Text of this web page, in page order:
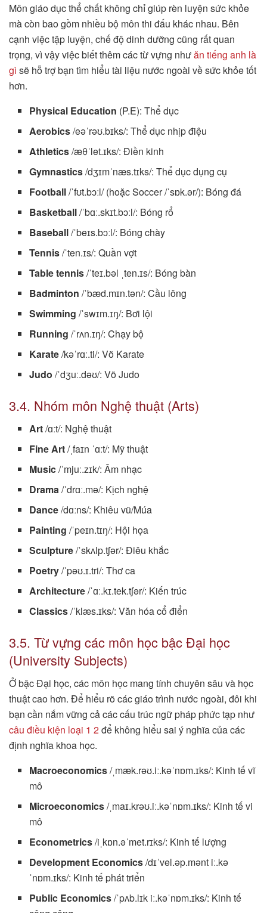
Môn giáo dục thể chất không chỉ giúp rèn luyện sức khỏe
mà còn bao gồm nhiều bộ môn thi đấu khác nhau. Bên
cạnh việc tập luyện, chế độ dinh dưỡng cũng rất quan
trọng, vì vậy việc biết thêm các từ vựng nhưăn tiếng anh là
gì sẽ hỗ trợ bạn tìm hiểu tài liệu nước ngoài về sức khỏe tốt
hơn.
Physical Education (P.E): Thể dục
Aerobics/eəˈrəʊ.bɪks/: Thể dục nhịp điệu
Athletics/æθˈlet.ɪks/: Điền kinh
Gymnastics/dʒɪmˈnæs.tɪks/: Thể dục dụng cụ
Football/ˈfʊt.bɔːl/ (hoặc Soccer /ˈsɒk.ər/): Bóng đá
Basketball/ˈbɑː.skɪt.bɔːl/: Bóng rổ
Baseball/ˈbeɪs.bɔːl/: Bóng chày
Tennis/ˈten.ɪs/: Quần vợt
Table tennis/ˈteɪ.bəl ˌten.ɪs/: Bóng bàn
Badminton /ˈbæd.mɪn.tən/: Cầu lông
Swimming /ˈswɪm.ɪŋ/: Bơi lội
Running /ˈrʌn.ɪŋ/: Chạy bộ
Karate/kəˈrɑː.ti/: Võ Karate
Judo /ˈdʒuː.dəʊ/: Võ Judo
3.4. Nhóm môn Nghệ thuật (Arts)
Art/ɑːt/: Nghệ thuật
Fine Art/ˌfaɪn ˈɑːt/: Mỹ thuật
Music/ˈmjuː.zɪk/: Âm nhạc
Drama/ˈdrɑː.mə/: Kịch nghệ
Dance/dɑːns/: Khiêu vũ/Múa
Painting /ˈpeɪn.tɪŋ/: Hội họa
Sculpture/ˈskʌlp.tʃər/: Điêu khắc
Poetry/ˈpəʊ.ɪ.tri/: Thơ ca
Architecture/ˈɑː.kɪ.tek.tʃər/: Kiến trúc
Classics/ˈklæs.ɪks/: Văn hóa cổ điển
3.5. Từ vựng các môn học bậc Đại học
(University Subjects)
Ở bậc Đại học, các môn học mang tính chuyên sâu và học
thuật cao hơn. Để hiểu rõ các giáo trình nước ngoài, đôi khi
bạn cần nắm vững cả các cấu trúc ngữ pháp phức tạp như
câu điều kiện loại 1 2để không hiểu sai ý nghĩa của các
định nghĩa khoa học.
Macroeconomics/ˌmæk.rəʊ.iː.kəˈnɒm.ɪks/: Kinh tế vĩ
mô
Microeconomics/ˌmaɪ.krəʊ.iː.kəˈnɒm.ɪks/: Kinh tế vi
mô
Econometrics/iˌkɒn.əˈmet.rɪks/: Kinh tế lượng
Development Economics/dɪˈvel.əp.mənt iː.kə
ˈnɒm.ɪks/: Kinh tế phát triển
Public Economics/ˈpʌb.lɪk iː.kəˈnɒm.ɪks/: Kinh tế